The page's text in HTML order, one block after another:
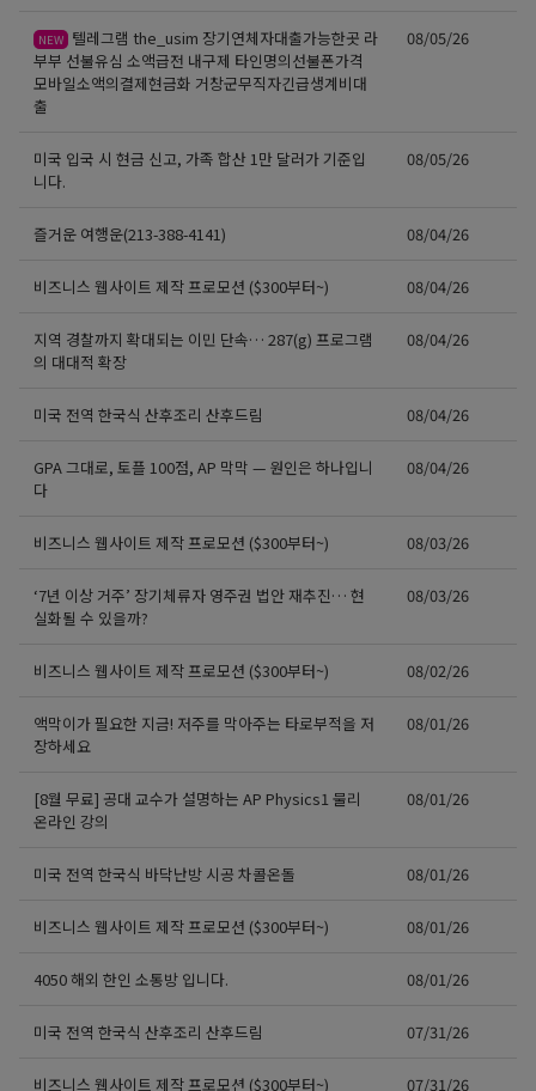
NEW 텔레그램 the_usim 장기연체자대출가능한곳 라
부부 선불유심 소액급전 내구제 타인명의선불폰가격
모바일소액의결제현금화 거창군무직자긴급생계비대
출
08/05/26
미국 입국 시 현금 신고, 가족 합산 1만 달러가 기준입
니다.
08/05/26
즐거운 여행운(213-388-4141) 08/04/26
비즈니스 웹사이트 제작 프로모션 ($300부터~) 08/04/26
지역 경찰까지 확대되는 이민 단속… 287(g) 프로그램
의 대대적 확장
08/04/26
미국 전역 한국식 산후조리 산후드림 08/04/26
GPA 그대로, 토플 100점, AP 막막 — 원인은 하나입니
다
08/04/26
비즈니스 웹사이트 제작 프로모션 ($300부터~) 08/03/26
‘7년 이상 거주’ 장기체류자 영주권 법안 재추진… 현
실화될 수 있을까?
08/03/26
비즈니스 웹사이트 제작 프로모션 ($300부터~) 08/02/26
액막이가 필요한 지금! 저주를 막아주는 타로부적을 저
장하세요
08/01/26
[8월 무료] 공대 교수가 설명하는 AP Physics1 물리
온라인 강의
08/01/26
미국 전역 한국식 바닥난방 시공 차콜온돌 08/01/26
비즈니스 웹사이트 제작 프로모션 ($300부터~) 08/01/26
4050 해외 한인 소통방 입니다. 08/01/26
미국 전역 한국식 산후조리 산후드림 07/31/26
비즈니스 웹사이트 제작 프로모션 ($300부터~) 07/31/26